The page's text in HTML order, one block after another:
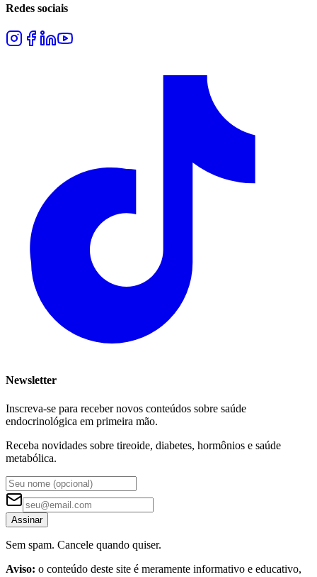
Redes sociais
Newsletter
Inscreva-se para receber novos conteúdos sobre saúde
endocrinológica em primeira mão.
Receba novidades sobre tireoide, diabetes, hormônios e saúde
metabólica.
Assinar
Sem spam. Cancele quando quiser.
Aviso: o conteúdo deste site é meramente informativo e educativo,